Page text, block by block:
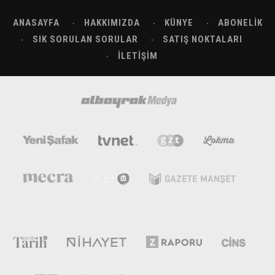
ANASAYFA HAKKIMIZDA KÜNYE
ABONELIK
SIK SORULAN SORULAR
SATIŞ NOKTALARI
İLETIŞIM